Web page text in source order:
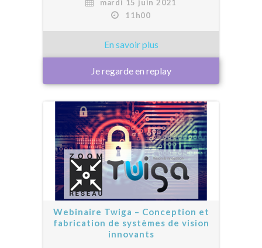
mardi 15 juin 2021
11h00
Je regarde en replay
Webinaire Twiga – Conception et
fabrication de systèmes de vision
innovants